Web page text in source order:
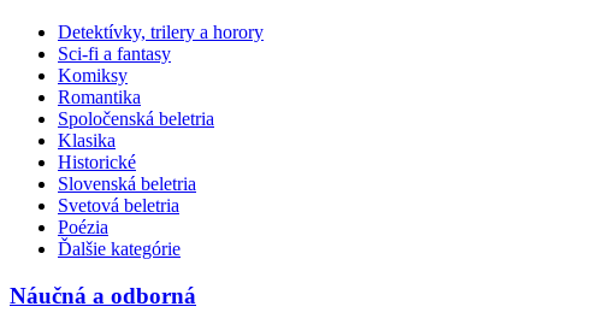
Detektívky, trilery a horory
Sci-fi a fantasy
Komiksy
Romantika
Spoločenská beletria
Klasika
Historické
Slovenská beletria
Svetová beletria
Poézia
Ďalšie kategórie
Náučná a odborná